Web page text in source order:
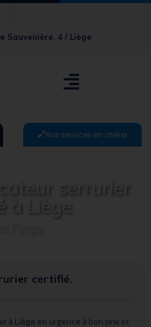
Sauvenière, 4 / Liège
Nos services en atelier
serrurier
à Liège
certifié.
à Liège en urgence à bon prix et